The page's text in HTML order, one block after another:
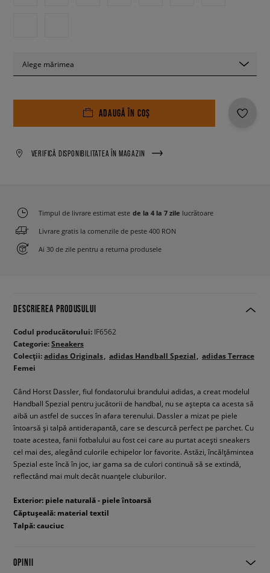
Alege mărimea
ADAUGĂ ÎN COȘ
VERIFICĂ DISPONIBILITATEA ÎN MAGAZIN
Timpul de livrare estimat este de la 4 la 7 zile lucrătoare
Livrare gratis la comenzile de peste 400 RON
Ai 30 de zile pentru a returna produsele
DESCRIEREA PRODUSULUI
Codul producătorului: IF6562
Categorie:Sneakers
Colecții:adidas Originals adidas Handball Spezial
adidas Terrace
Femei
Când Horst Dassler, fiul fondatorului brandului adidas, a creat modelul
Handball Spezial pentru jucătorii de handbal, nu se aștepta ca acesta să
aibă un astfel de succes în afara terenului. Dassler a mizat pe piele
întoarsă și talpă antiderapantă, care se descurcă perfect pe parchet. Cu
toate acestea, fanii fotbalului au fost cei care au purtat acești sneakers
cel mai des, alegând culorile echipelor lor favorite. Astăzi, încălțămintea
Spezial este încă în joc, iar gama sa de culori continuă să se extindă,
reflectând mai mult decât nuanțele cluburilor.
Exterior: piele naturală - piele întoarsă
Căptușeală: material textil
Talpă: cauciuc
OPINII